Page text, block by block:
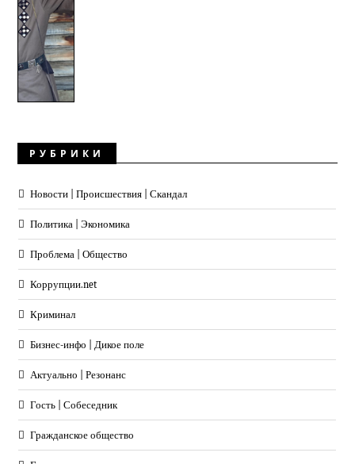
РУБРИКИ
Новости | Происшествия | Скандал
Политика | Экономика
Проблема | Общество
Коррупции.net
Криминал
Бизнес-инфо | Дикое поле
Актуально | Резонанс
Гость | Собеседник
Гражданское общество